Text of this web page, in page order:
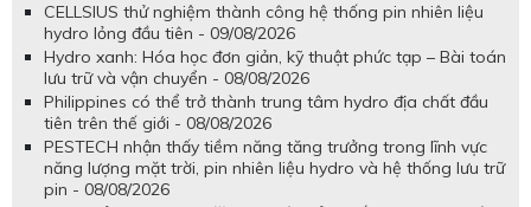
CELLSIUS thử nghiệm thành công hệ thống pin nhiên liệu
hydro lỏng đầu tiên - 09/08/2026
Hydro xanh: Hóa học đơn giản, kỹ thuật phức tạp – Bài toán
lưu trữ và vận chuyển - 08/08/2026
Philippines có thể trở thành trung tâm hydro địa chất đầu
tiên trên thế giới - 08/08/2026
PESTECH nhận thấy tiềm năng tăng trưởng trong lĩnh vực
năng lượng mặt trời, pin nhiên liệu hydro và hệ thống lưu trữ
pin - 08/08/2026